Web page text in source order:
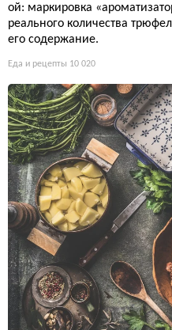
ой: маркировка
реального количества
его содержание.
Еда и рецепты 10 020